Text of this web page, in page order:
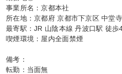
事業所名：京都本社
所在地：京都府 京都市下京区 中堂
最寄駅：JR 山陰本線 丹波口駅 徒歩
喫煙環境：屋内全面禁煙
備考：
転勤：当面無